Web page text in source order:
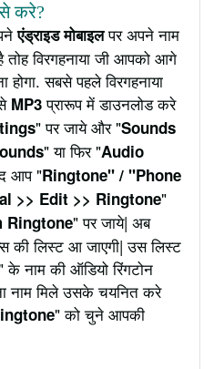
करे?
एंड्राइड मोबाइलपर अपने नाम
विरगहनाया जी आपको आगे
होगा. सबसे पहले विरगहनाया
MP3प्रारूप में डाउनलोड करे
" पर जाये और "Sounds
" या फिर "Audio
आप "Ringtone" / "Phone
>> Edit >> Ringtone"
Ringtone" पर जाये| अब
की लिस्ट आ जाएगी| उस लिस्ट
के नाम की ऑडियो रिंगटोन
नाम मिले उसके चयनित करे
" को चुने आपकी